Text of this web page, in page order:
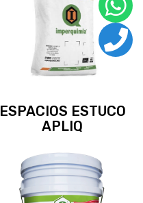
ESPACIOS ESTUCO
APLIQ